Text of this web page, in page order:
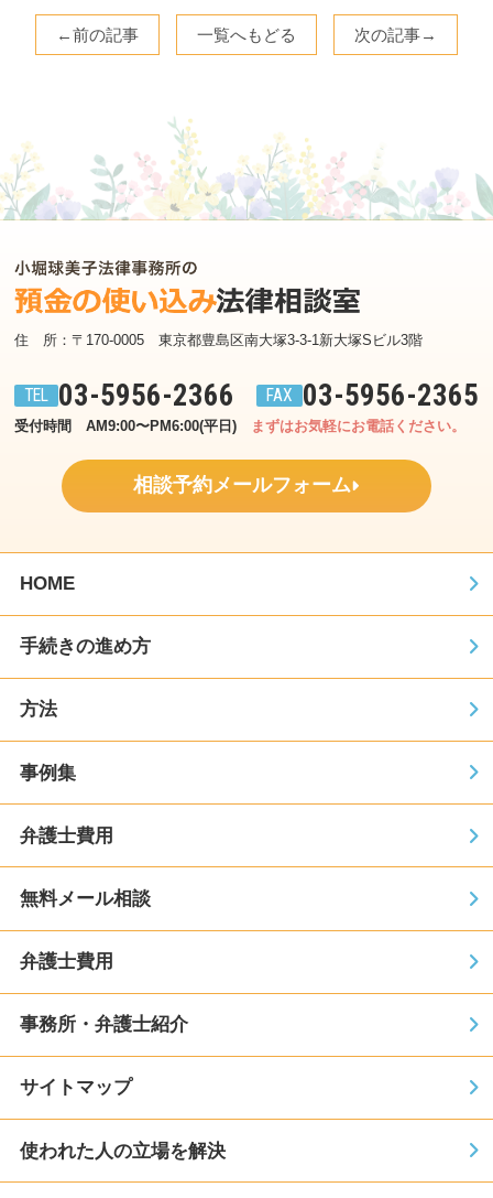
←前の記事 一覧へもどる 次の記事→
住　所：〒170-0005　東京都豊島区南大塚3-3-1新大塚Sビル3階
03-5956-2366 03-5956-2365
受付時間　AM9:00〜PM6:00(平日) まずはお気軽にお電話ください。
相談予約メールフォーム
HOME
手続きの進め方
方法
事例集
弁護士費用
無料メール相談
弁護士費用
事務所・弁護士紹介
サイトマップ
使われた人の立場を解決